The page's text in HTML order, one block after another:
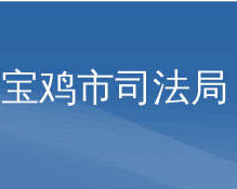
宝鸡市司法局